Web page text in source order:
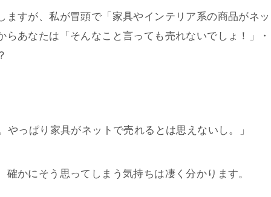
ますが、私が冒頭で「家具やインテリア系の商品がネ
らあなたは「そんなこと言っても売れないでしょ！」
やっぱり家具がネットで売れるとは思えないし。」
確かにそう思ってしまう気持ちは凄く分かります。